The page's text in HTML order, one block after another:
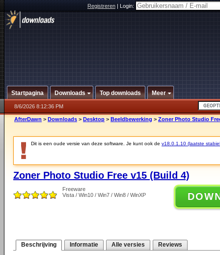
Registreren|Login:
Startpagina Downloads Top downloads Meer
8/6/2026 8:12:36 PM
AfterDawn > Downloads > Desktop > Beeldbewerking > Zoner Photo Studio
Dit is een oude versie van deze software. Je kunt ook de v18.0.1.10 (laatste
Zoner Photo Studio Free v15 (Build 4)
Freeware
Vista / Win10 / Win7 / Win8 / WinXP
Beschrijving Informatie Alle versies Reviews